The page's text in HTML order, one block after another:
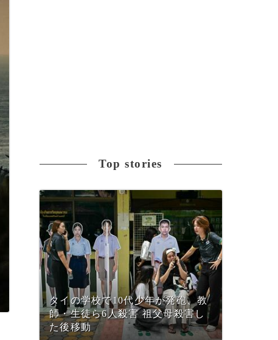
Top stories
タイの学校で10代少年が発砲、教
師・生徒ら6人殺害 祖父母殺害し
た後移動